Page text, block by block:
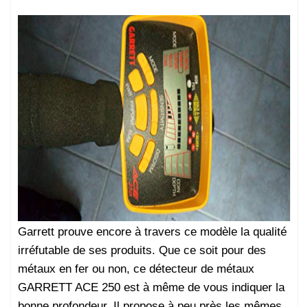
Garrett prouve encore à travers ce modèle la qualité
irréfutable de ses produits. Que ce soit pour des
métaux en fer ou non, ce détecteur de métaux
GARRETT ACE 250 est à même de vous indiquer la